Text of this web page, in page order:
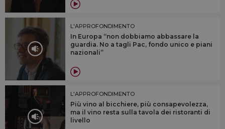
L'APPROFONDIMENTO
In Europa “non dobbiamo abbassare la
guardia. No a tagli Pac, fondo unico e piani
nazionali”
L'APPROFONDIMENTO
Più vino al bicchiere, più consapevolezza,
ma il vino resta sulla tavola dei ristoranti di
livello